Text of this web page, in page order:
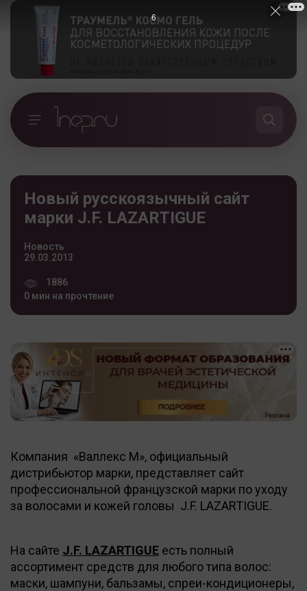
Новый русскоязычный сайт
марки J.F. LAZARTIGUE
Новость
29.03.2013
1886
0 мин на прочтение
Компания «Валлекс М», официальный
дистрибьютор марки, представляет сайт
профессиональной французской марки по уходу
за волосами и кожей головы J.F. LAZARTIGUE.
На сайте J.F. LAZARTIGUE есть полный
ассортимент средств для любого типа волос:
маски, шампуни, бальзамы, спреи-кондиционеры,
5